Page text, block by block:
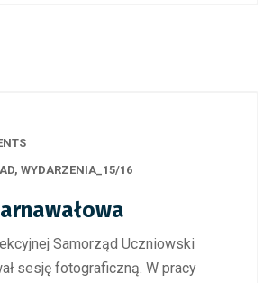
, WYDARZENIA_15/16
Samorząd Uczniowski
sesję fotograficzną. W pracy